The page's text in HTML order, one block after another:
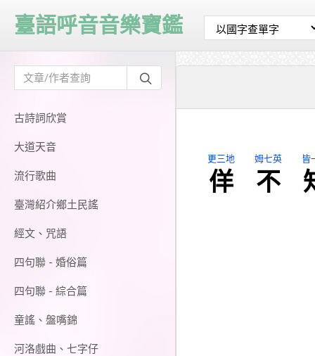
古詩詞欣賞
大道天音
流行歌曲
臺灣紹介鄉土民謠
經文、咒語
四句聯 - 婚俗篇
四句聯 - 綜合篇
童謠、盤嘴錦
河洛戲曲、七字仔
臺語呼音音樂寶鑑
更三地
佯
姆七英
不
皆